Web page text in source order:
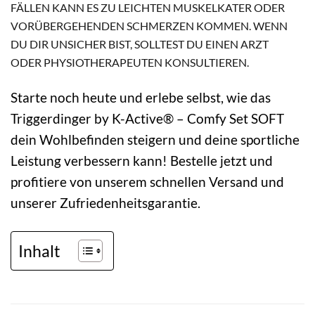
FÄLLEN KANN ES ZU LEICHTEN MUSKELKATER ODER
VORÜBERGEHENDEN SCHMERZEN KOMMEN. WENN
DU DIR UNSICHER BIST, SOLLTEST DU EINEN ARZT
ODER PHYSIOTHERAPEUTEN KONSULTIEREN.
Starte noch heute und erlebe selbst, wie das
Triggerdinger by K-Active® – Comfy Set SOFT
dein Wohlbefinden steigern und deine sportliche
Leistung verbessern kann! Bestelle jetzt und
profitiere von unserem schnellen Versand und
unserer Zufriedenheitsgarantie.
Inhalt